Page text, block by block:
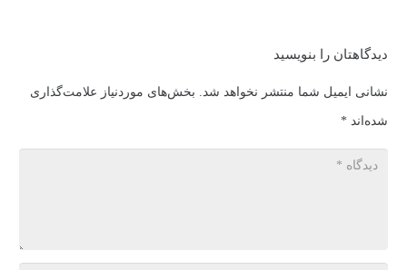
دیدگاهتان را بنویسید
نشانی ایمیل شما منتشر نخواهد شد. بخش‌های موردنیاز علامت‌گذاری
شده‌اند *